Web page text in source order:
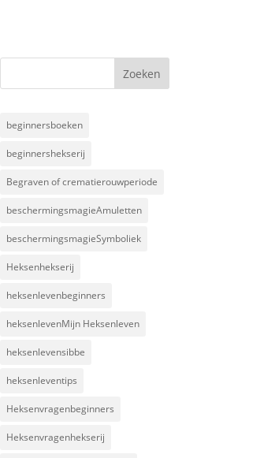
beginnersboeken
beginnershekserij
Begraven of crematierouwperiode
beschermingsmagieAmuletten
beschermingsmagieSymboliek
Heksenhekserij
heksenlevenbeginners
heksenlevenMijn Heksenleven
heksenlevensibbe
heksenleventips
Heksenvragenbeginners
Heksenvragenhekserij